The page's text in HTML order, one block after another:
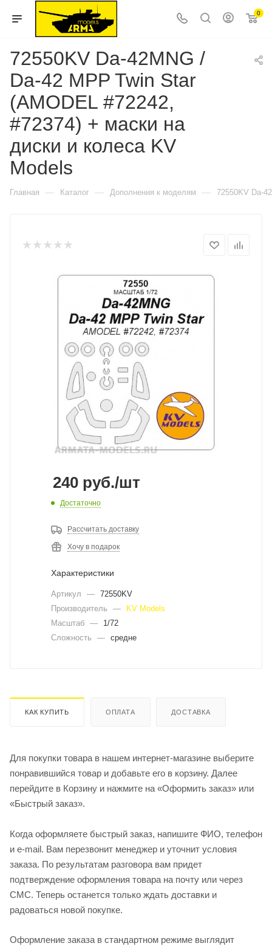
0
72550KV Da-42MNG /
Da-42 MPP Twin Star
(AMODEL #72242,
#72374) + маски на
диски и колеса KV
Models
Главная — Каталог — Дополнения к моделям — 72550KV Da-
240 руб./шт
Достаточно
Рассчитать доставку
Хочу в подарок
Характеристики
Артикул — 72550KV
Производитель
—
KV Models
Масштаб —
1/72
Сложность
— средне
КАК КУПИТЬ ОПЛАТА ДОСТАВКА
Для покупки товара в нашем интернет-магазине выберите
понравившийся товар и добавьте его в корзину. Далее
перейдите в Корзину и нажмите на «Оформить заказ» или
«Быстрый заказ».
Когда оформляете быстрый заказ, напишите ФИО, телефон
и e-mail. Вам перезвонит менеджер и уточнит условия
заказа. По результатам разговора вам придет
подтверждение оформления товара на почту или через
СМС. Теперь останется только ждать доставки и
радоваться новой покупке.
Оформление заказа в стандартном режиме выглядит